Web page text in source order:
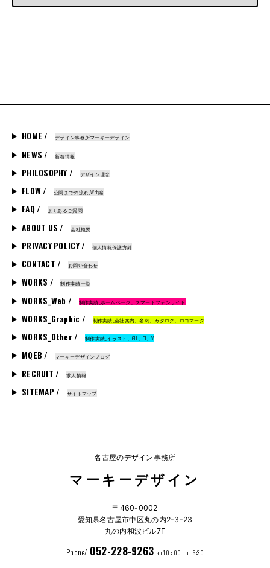
HOME / デザイン事務所マーキーデザイン
NEWS / 新着情報
PHILOSOPHY / デザイン理念
FLOW / 公開までの流れ_Web編
FAQ / よくあるご質問
ABOUT US / 会社概要
PRIVACY POLICY / 個人情報保護方針
CONTACT / お問い合わせ
WORKS / 制作実績一覧
WORKS_Web / 制作実績_ホームページ、スマートフォンサイト
WORKS_Graphic / 制作実績_会社案内、名刺、カタログ、ロゴマーク
WORKS_Other / 制作実績_イラスト、GUI、CI、VI
MQEB / マーキーデザインブログ
RECRUIT / 求人情報
SITEMAP / サイトマップ
名古屋のデザイン事務所
マーキーデザイン
〒460-0002
愛知県名古屋市中区丸の内2-3-23
丸の内和波ビル7F
Phone/ 052-228-9263 am 10 : 00 - pm 6:30